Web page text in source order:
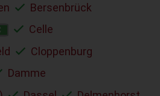
Bersenbrück
Celle
Cloppenburg
Damme